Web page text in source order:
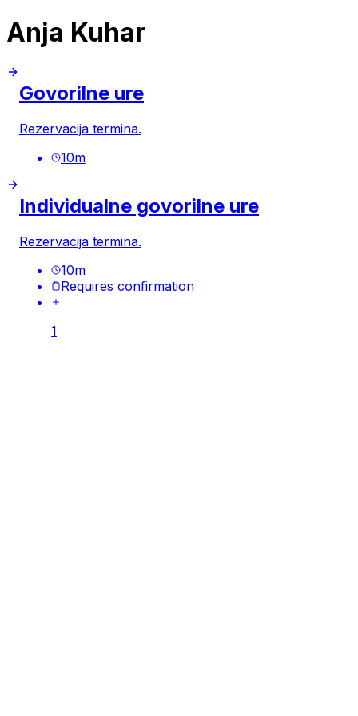
Anja Kuhar
Govorilne ure
Rezervacija termina.
10m
Individualne govorilne ure
Rezervacija termina.
10m
Requires confirmation
1